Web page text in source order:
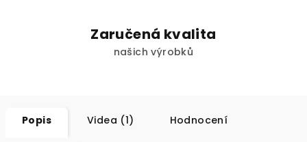
Zaručená kvalita
našich výrobků
Popis Videa (1) Hodnocení